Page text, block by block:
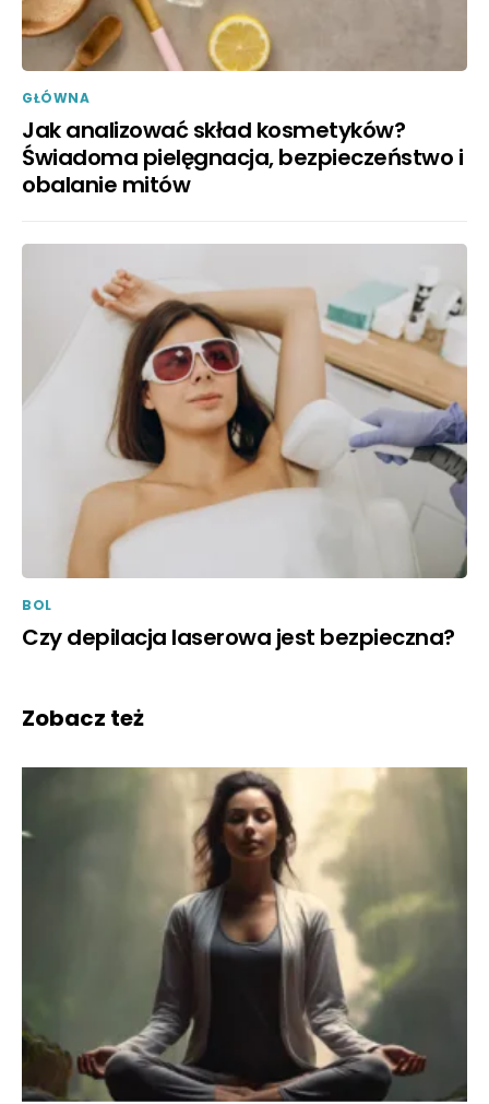
GŁÓWNA
Jak analizować skład kosmetyków?
Świadoma pielęgnacja, bezpieczeństwo i
obalanie mitów
BOL
Czy depilacja laserowa jest bezpieczna?
Zobacz też